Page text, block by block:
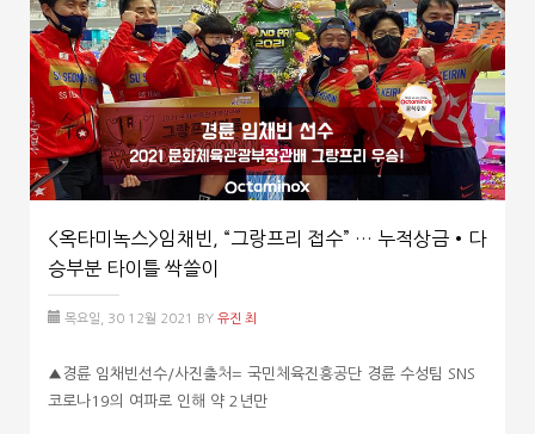
<옥타미녹스>임채빈, “그랑프리 접수” … 누적상금•다
승부분 타이틀 싹쓸이
목요일, 30 12월 2021 BY 유진 최
▲경륜 임채빈선수/사진출처= 국민체육진흥공단 경륜 수성팀 SNS
코로나19의 여파로 인해 약 2년만